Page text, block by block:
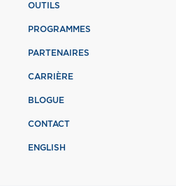
OUTILS
PROGRAMMES
PARTENAIRES
CARRIÈRE
BLOGUE
CONTACT
ENGLISH